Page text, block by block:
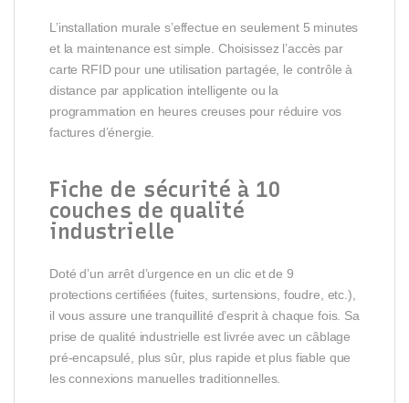
L’installation murale s’effectue en seulement 5 minutes
et la maintenance est simple. Choisissez l’accès par
carte RFID pour une utilisation partagée, le contrôle à
distance par application intelligente ou la
programmation en heures creuses pour réduire vos
factures d’énergie.
Fiche de sécurité à 10
couches de qualité
industrielle
Doté d’un arrêt d’urgence en un clic et de 9
protections certifiées (fuites, surtensions, foudre, etc.),
il vous assure une tranquillité d’esprit à chaque fois. Sa
prise de qualité industrielle est livrée avec un câblage
pré-encapsulé, plus sûr, plus rapide et plus fiable que
les connexions manuelles traditionnelles.